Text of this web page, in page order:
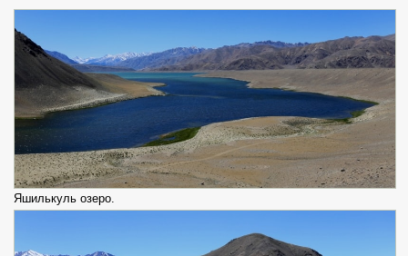
Яшилькуль озеро.